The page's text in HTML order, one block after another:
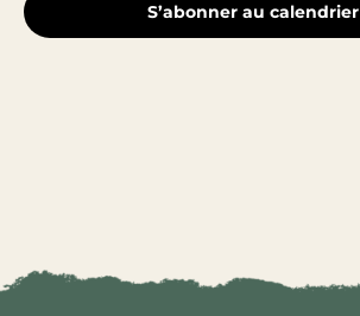
S’abonner au calendrier